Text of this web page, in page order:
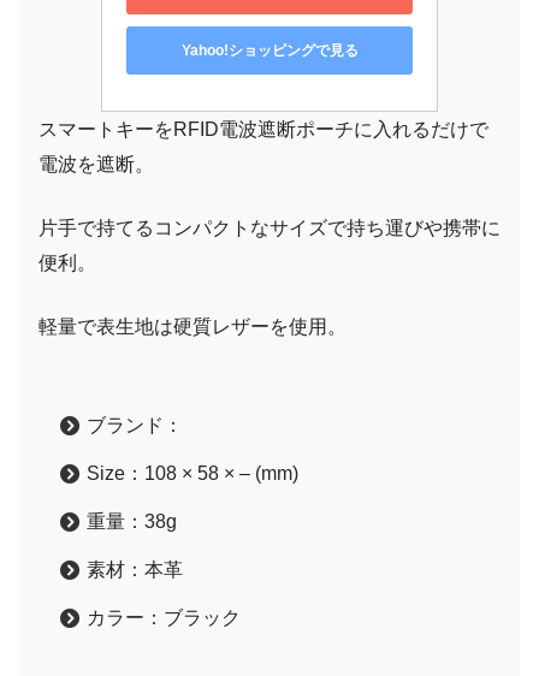
Yahoo!ショッピングで見る
スマートキーをRFID電波遮断ポーチに入れるだけで
電波を遮断。
片手で持てるコンパクトなサイズで持ち運びや携帯に
便利。
軽量で表生地は硬質レザーを使用。
ブランド：‎
Size：108 × 58 × – (mm)
重量：38g
素材：本革
カラー：ブラック